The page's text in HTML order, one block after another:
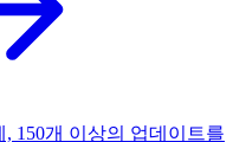
, 150개 이상의 업데이트를